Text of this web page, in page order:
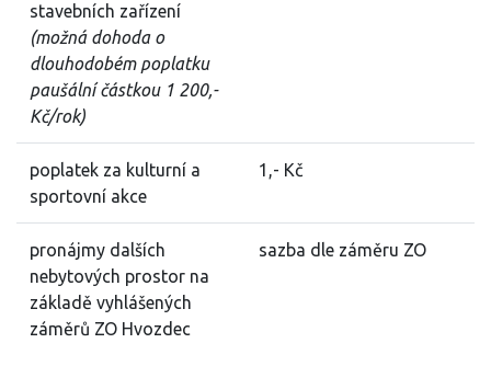
stavebních zařízení
(možná dohoda o
dlouhodobém poplatku
paušální částkou 1 200,-
Kč/rok)
poplatek za kulturní a
sportovní akce
1,- Kč
pronájmy dalších
nebytových prostor na
základě vyhlášených
záměrů ZO Hvozdec
sazba dle záměru ZO